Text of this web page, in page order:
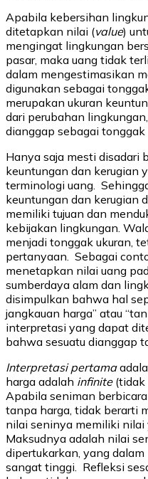
Apabila kebersihan
ditetapkan nilai (value)
mengingat lingkungan
pasar, maka uang tidak
dalam mengestimasikan
digunakan sebagai
merupakan ukuran
dari perubahan
dianggap sebagai
Hanya saja mesti disadari
keuntungan dan kerugian
terminologi uang.
keuntungan dan kerugian
memiliki tujuan dan
kebijakan lingkungan.
menjadi tonggak ukuran,
pertanyaan. Sebagai
menetapkan nilai uang
sumberdaya alam dan
disimpulkan bahwa hal
jangkauan harga” atau
interpretasi yang dapat
bahwa sesuatu dianggap
Interpretasi pertama
harga adalah infinite(tidak
Apabila seniman
tanpa harga, tidak berarti
nilai seninya memiliki
Maksudnya adalah nilai
dipertukarkan, yang
sangat tinggi. Refleksi